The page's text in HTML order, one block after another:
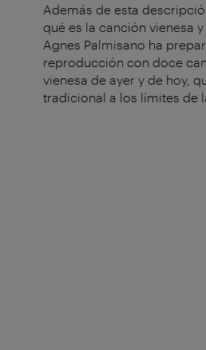
Además de esta
qué es la canción vienesa
Agnes Palmisano ha
reproducción con doce
vienesa de ayer y de hoy,
tradicional a los límites de